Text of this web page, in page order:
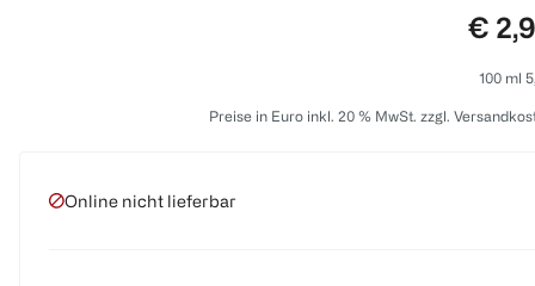
€
100 ml
Preise in Euro inkl. 20 % MwSt. zzgl.
Online nicht lieferbar